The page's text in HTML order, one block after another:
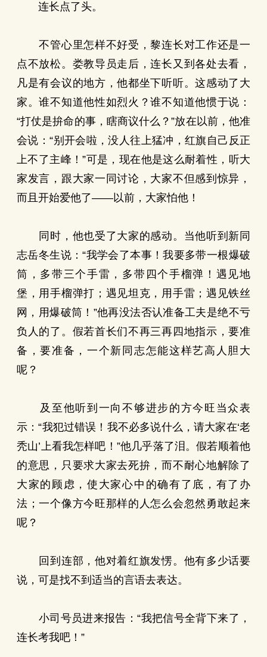
连长点了头。
不管心里怎样不好受，黎连长对工作还是一
点不放松。娄教导员走后，连长又到各处去看，
凡是有会议的地方，他都坐下听听。这感动了大
家。谁不知道他性如烈火？谁不知道他惯于说：
“打仗是拚命的事，瞎商议什么？”放在以前，他准
会说：“别开会啦，没人往上猛冲，红旗自己反正
上不了主峰！”可是，现在他是这么耐着性，听大
家发言，跟大家一同讨论，大家不但感到惊异，
而且开始爱他了——以前，大家怕他！
同时，他也受了大家的感动。当他听到新同
志岳冬生说：“我学会了本事！我要多带一根爆破
筒，多带三个手雷，多带四个手榴弹！遇见地
堡，用手榴弹打；遇见坦克，用手雷；遇见铁丝
网，用爆破筒！”他再没法否认准备工夫是绝不亏
负人的了。假若首长们不再三再四地指示，要准
备，要准备，一个新同志怎能这样艺高人胆大
呢？
及至他听到一向不够进步的方今旺当众表
示：“我犯过错误！我不必多说什么，请大家在‘老
秃山’上看我怎样吧！”他几乎落了泪。假若顺着他
的意思，只要求大家去死拚，而不耐心地解除了
大家的顾虑，使大家心中的确有了底，有了办
法；一个像方今旺那样的人怎么会忽然勇敢起来
呢？
回到连部，他对着红旗发愣。他有多少话要
说，可是找不到适当的言语去表达。
小司号员进来报告：“我把信号全背下来了，
连长考我吧！”